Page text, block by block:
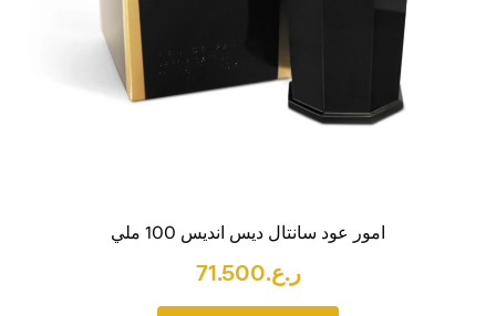
امور عود سانتال ديس انديس 100 ملي
ر.ع.71.500